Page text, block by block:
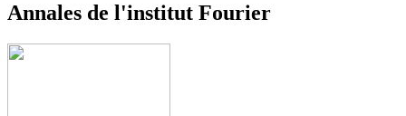
Annales de l'institut Fourier